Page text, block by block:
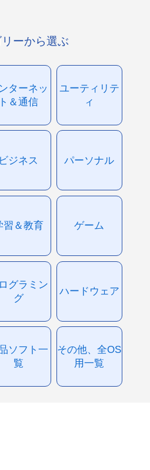
ーから選ぶ
ターネッ
ト＆通信
ユーティリテ
ィ
ビジネス パーソナル
習＆教育 ゲーム
グラミン
グ
ハードウェア
ソフト一
覧
その他、全OS
用一覧